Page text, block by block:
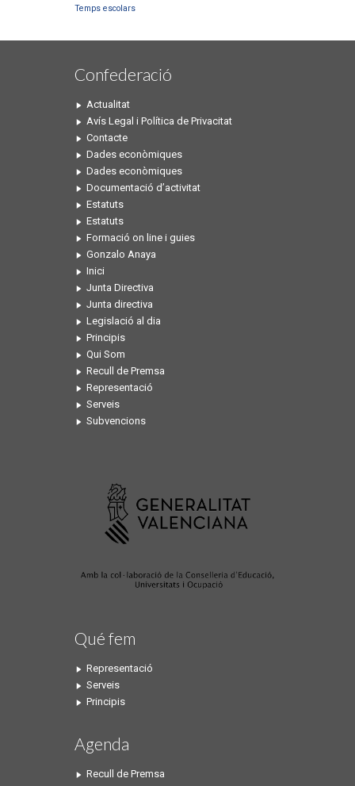
Temps escolars
Confederació
Actualitat
Avís Legal i Política de Privacitat
Contacte
Dades econòmiques
Dades econòmiques
Documentació d’activitat
Estatuts
Estatuts
Formació on line i guies
Gonzalo Anaya
Inici
Junta Directiva
Junta directiva
Legislació al dia
Principis
Qui Som
Recull de Premsa
Representació
Serveis
Subvencions
Qué fem
Representació
Serveis
Principis
Agenda
Recull de Premsa